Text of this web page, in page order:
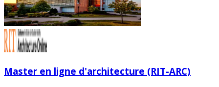
Master en ligne d'architecture (RIT-ARC)